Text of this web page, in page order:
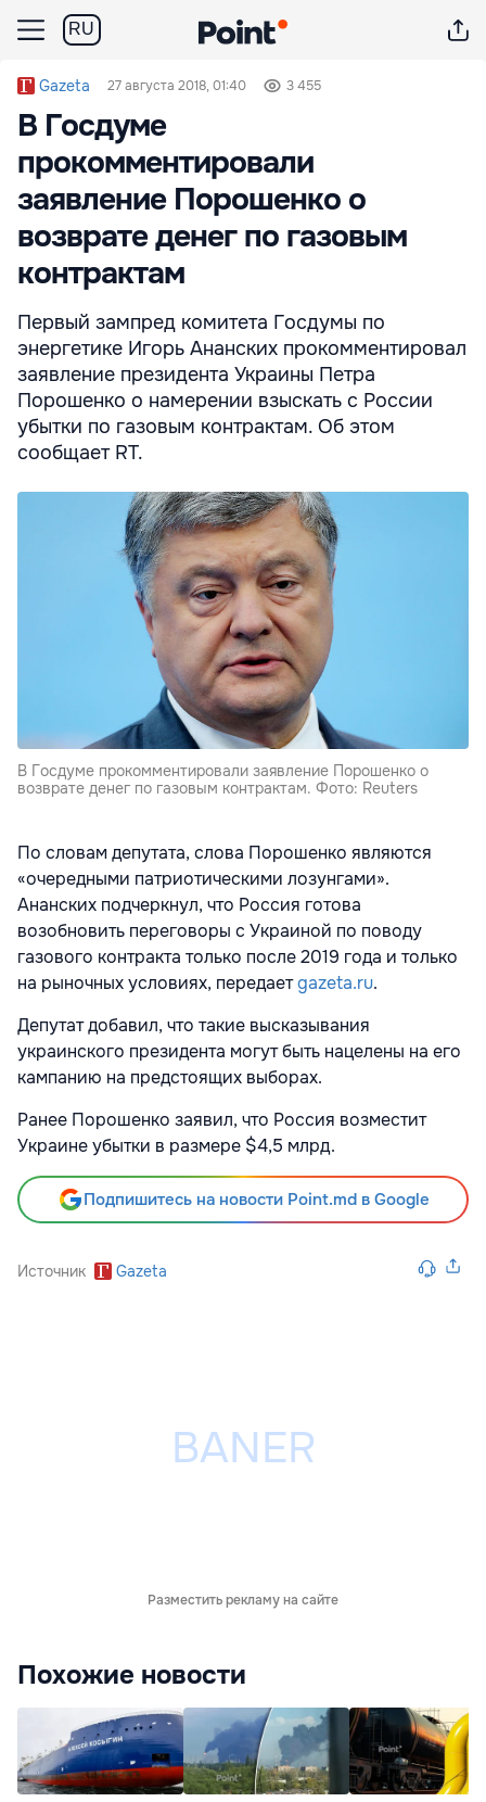
RU
Gazeta 27 августа 2018, 01:40 3 455
В Госдуме
прокомментировали
заявление Порошенко о
возврате денег по газовым
контрактам
Первый зампред комитета Госдумы по
энергетике Игорь Ананских прокомментировал
заявление президента Украины Петра
Порошенко о намерении взыскать с России
убытки по газовым контрактам. Об этом
сообщает RT.
В Госдуме прокомментировали заявление Порошенко о
возврате денег по газовым контрактам. Фото: Reuters
По словам депутата, слова Порошенко являются
«очередными патриотическими лозунгами».
Ананских подчеркнул, что Россия готова
возобновить переговоры с Украиной по поводу
газового контракта только после 2019 года и только
на рыночных условиях, передаетgazeta.ru.
Депутат добавил, что такие высказывания
украинского президента могут быть нацелены на его
кампанию на предстоящих выборах.
Ранее Порошенко заявил, что Россия возместит
Украине убытки в размере $4,5 млрд.
Подпишитесь на новости Point.md в Google
Источник Gazeta
Разместить рекламу на сайте
Похожие новости